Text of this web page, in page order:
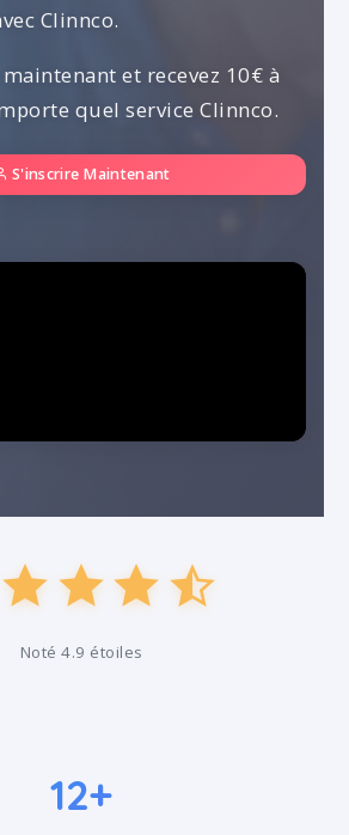
Clinnco.
et recevez 10€ à
quel service Clinnco.
S'inscrire Maintenant
Noté 4.9 étoiles
12+